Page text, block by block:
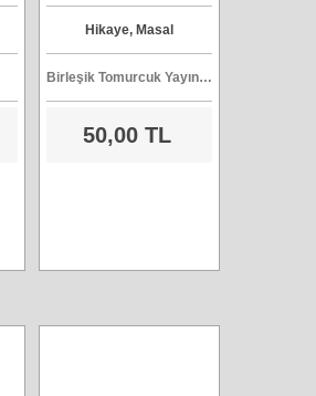
Hikaye, Masal
Birleşik Tomurcuk Yayınları
50,00 TL